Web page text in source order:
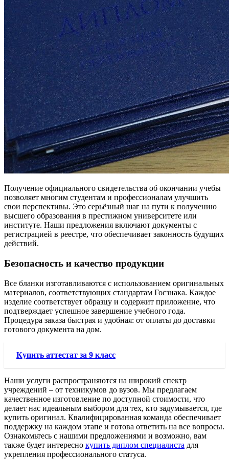
Получение официального свидетельства об окончании учебы
позволяет многим студентам и профессионалам улучшить
свои перспективы. Это серьёзный шаг на пути к получению
высшего образования в престижном университете или
институте. Наши предложения включают документы с
регистрацией в реестре, что обеспечивает законность будущих
действий.
Безопасность и качество продукции
Все бланки изготавливаются с использованием оригинальных
материалов, соответствующих стандартам Госзнака. Каждое
изделие соответствует образцу и содержит приложение, что
подтверждает успешное завершение учебного года.
Процедура заказа быстрая и удобная: от оплаты до доставки
готового документа на дом.
Купить аттестат за 9 класс
Наши услуги распространяются на широкий спектр
учреждений – от техникумов до вузов. Мы предлагаем
качественное изготовление по доступной стоимости, что
делает нас идеальным выбором для тех, кто задумывается, где
купить оригинал. Квалифицированная команда обеспечивает
поддержку на каждом этапе и готова ответить на все вопросы.
Ознакомьтесь с нашими предложениями и возможно, вам
также будет интересно купить диплом специалиста для
укрепления профессионального статуса.